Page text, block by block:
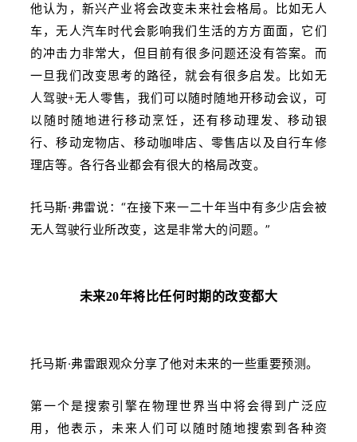
他认为，新兴产业将会改变未来社会格局。比如无人
车，无人汽车时代会影响我们生活的方方面面，它们
的冲击力非常大，
但目前有很多问题还没有答案。而
一旦我们改变思考的路径，就会有很多启发。比如无
人驾驶+无人零售，我们可以随时随地开移动会议，可
以随时随地进行移动烹饪，还有移动理发、移动银
行、移动宠物店、移动咖啡店、零售店以及自行车修
理店等。各行各业都会有很大的格局改变。
托马斯·弗雷说：“在接下来一二十年当中有多少店会被
无人驾驶行业所改变，这是非常大的问题。”
未来20年将比任何时期的改变都大
托马斯·弗雷跟观众分享了他对未来的一些重要预测。
第一个是搜索引擎在物理世界当中将会得到广泛应
用，他表示，未来人们可以随时随地搜索到各种资